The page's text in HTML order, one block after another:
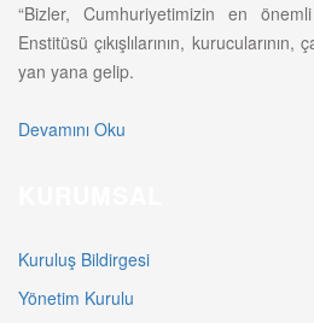
“Bizler, Cumhuriyetimizin en
Enstitüsü çıkışlılarının, kurucularının,
yan yana gelip.
Devamını Oku
Kuruluş Bildirgesi
Yönetim Kurulu